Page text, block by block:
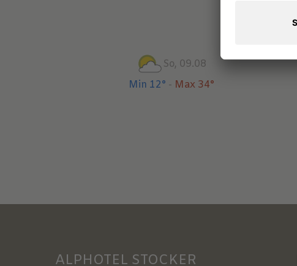
So, 09.08
Min 12° - Max 34°
ALPHOTEL STOCKER